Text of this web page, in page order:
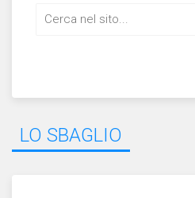
Search
LO SBAGLIO